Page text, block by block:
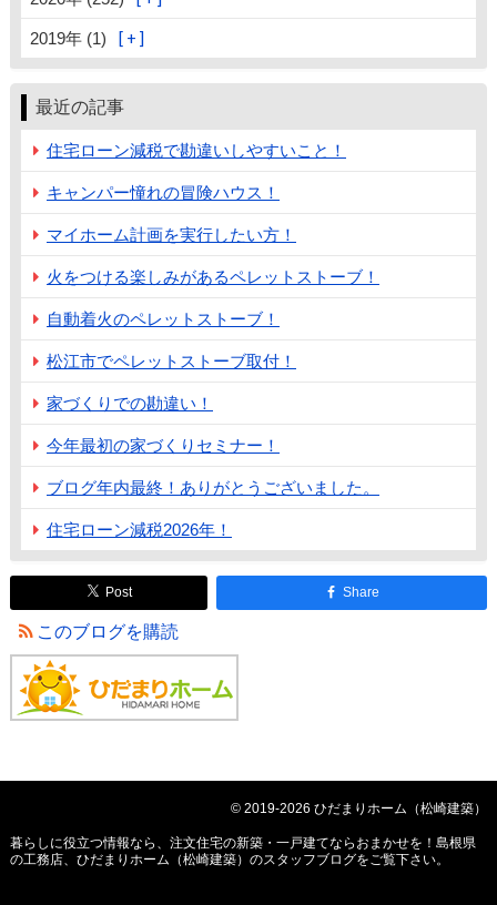
2019年 (1)
最近の記事
住宅ローン減税で勘違いしやすいこと！
キャンパー憧れの冒険ハウス！
マイホーム計画を実行したい方！
火をつける楽しみがあるペレットストーブ！
自動着火のペレットストーブ！
松江市でペレットストーブ取付！
家づくりでの勘違い！
今年最初の家づくりセミナー！
ブログ年内最終！ありがとうございました。
住宅ローン減税2026年！
Post Share
このブログを購読
© 2019-2026 ひだまりホーム（松崎建築）
暮らしに役立つ情報なら、 注文住宅の新築・一戸建てならおまかせを！島根県
の工務店、ひだまりホーム（松崎建築）のスタッフブログをご覧下さい。